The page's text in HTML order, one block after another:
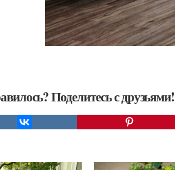
Поделитесь с друзьями!